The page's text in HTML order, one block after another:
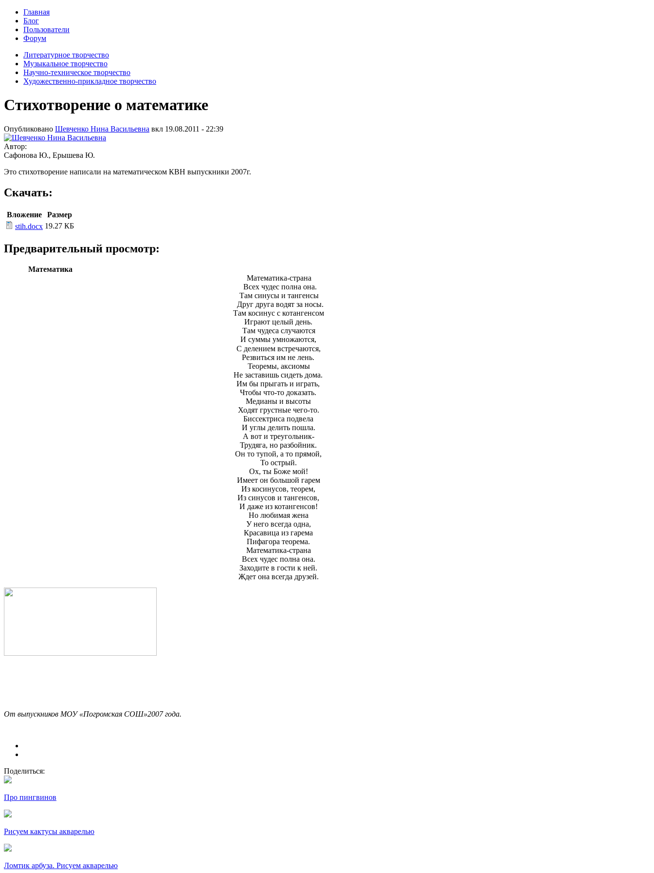
Главная
Блог
Пользователи
Форум
Литературное творчество
Музыкальное творчество
Научно-техническое творчество
Художественно-прикладное творчество
Стихотворение о математике
Опубликовано Шевченко Нина Васильевна вкл 19.08.2011 - 22:39
Автор:
Сафонова Ю., Ерышева Ю.
Это стихотворение написали на математическом КВН выпускники 2007г.
Скачать:
Вложение
Размер
stih.docx 19.27 КБ
Предварительный просмотр:
Математика
Математика-страна
Всех чудес полна она.
Там синусы и тангенсы
Друг друга водят за носы.
Там косинус с котангенсом
Играют целый день.
Там чудеса случаются
И суммы умножаются,
С делением встречаются,
Резвиться им не лень.
Теоремы, аксиомы
Не заставишь сидеть дома.
Им бы прыгать и играть,
Чтобы что-то доказать.
Медианы и высоты
Ходят грустные чего-то.
Биссектриса подвела
И углы делить пошла.
А вот и треугольник-
Трудяга, но разбойник.
Он то тупой, а то прямой,
То острый.
Ох, ты Боже мой!
Имеет он большой гарем
Из косинусов, теорем,
Из синусов и тангенсов,
И даже из котангенсов!
Но любимая жена
У него всегда одна,
Красавица из гарема
Пифагора теорема.
Математика-страна
Всех чудес полна она.
Заходите в гости к ней.
Ждет она всегда друзей.
От выпускников МОУ «Погромская СОШ»2007 года.
Поделиться:
Про пингвинов
Рисуем кактусы акварелью
Ломтик арбуза. Рисуем акварелью